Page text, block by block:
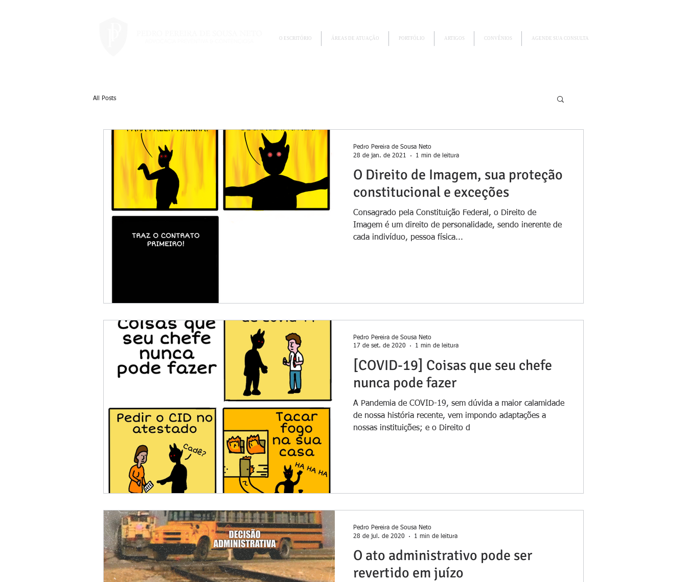
O ESCRITÓRIO ÁREAS DE ATUAÇÃO PORTFÓLIO ARTIGOS CONVÊNIOS AGENDE SUA CONSULTA
All Posts
O Direito de Imagem, sua proteção
constitucional e exceções
Consagrado pela Constituição Federal, o Direito de
Imagem é um direito de personalidade, sendo inerente de
cada indivíduo, pessoa física...
Pedro Pereira de Sousa Neto
28 de jan. de 2021
1 min de leitura
[COVID-19] Coisas que seu chefe
nunca pode fazer
A Pandemia de COVID-19, sem dúvida a maior calamidade
de nossa história recente, vem impondo adaptações a
nossas instituições; e o Direito d
Pedro Pereira de Sousa Neto
17 de set. de 2020
1 min de leitura
O ato administrativo pode ser
revertido em juízo
Pedro Pereira de Sousa Neto
28 de jul. de 2020
1 min de leitura